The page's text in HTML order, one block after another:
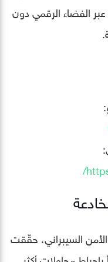
الفضاء الرقمي دون
السيبراني، حقّقت